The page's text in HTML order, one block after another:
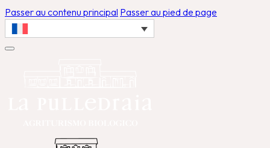
Passer au contenu principal Passer au pied de page